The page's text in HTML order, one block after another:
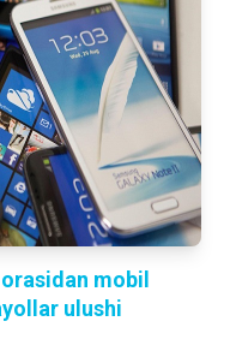
mobil
ulushi